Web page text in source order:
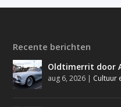
Recente berichten
Oldtimerrit door
aug 6, 2026 | Cultuur